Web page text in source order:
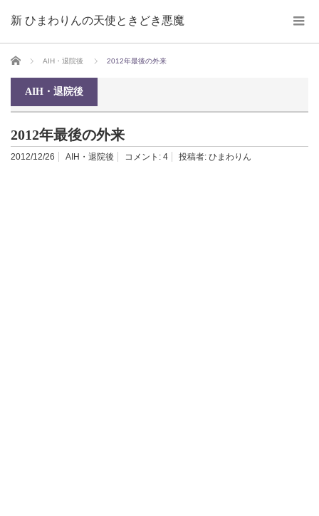
新 ひまわりんの天使ときどき悪魔
ホーム AIH・退院後 2012年最後の外来
AIH・退院後
2012年最後の外来
2012/12/26 AIH・退院後 コメント: 4 投稿者: ひまわりん